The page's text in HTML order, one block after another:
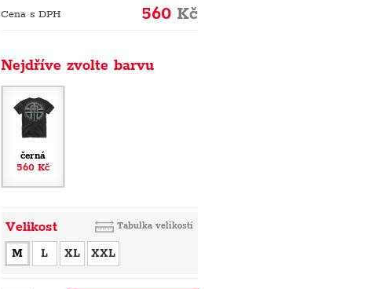
Cena s DPH 560 Kč
Nejdříve zvolte barvu
černá
560 Kč
Velikost Tabulka velikostí
M L XL XXL